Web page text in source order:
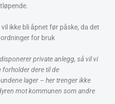
ikke bli åpnet før påske, da det
for bruk
private anlegg, så vil vi
forholder dere til de
lager – her trenger ikke
mot kommunen som andre